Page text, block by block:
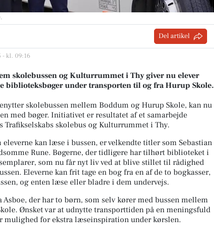
.
Del artikel
- kl. 09:16
skolebussen og Kulturrummet i Thy giver nu elever
biblioteksbøger under transporten til og fra Hurup Skole.
skolebussen mellem Boddum og Hurup Skole, kan nu
med bøger. Initiativet er resultatet af et samarbejde
skolebus og Kulturrummet i Thy.
eleverne kan læse i bussen, er velkendte titler som Sebastian
Rune. Bøgerne, der tidligere har tilhørt biblioteket i
som nu får nyt liv ved at blive stillet til rådighed
Eleverne kan frit tage en bog fra en af de to bogkasser,
og enten læse eller bladre i dem undervejs.
Asboe, der har to børn, som selv kører med bussen mellem
Ønsket var at udnytte transporttiden på en meningsfuld
mulighed for ekstra læseinspiration under kørslen.